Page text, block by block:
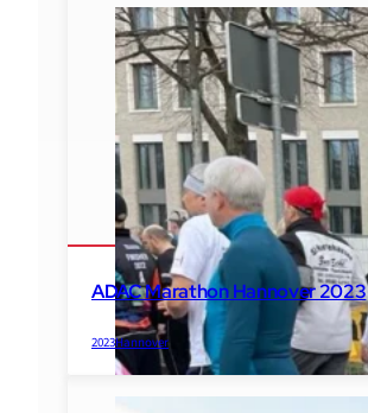
Berge Emsland Etappenlauf
ADAC Marathon Hannover 2023
2023Hannover